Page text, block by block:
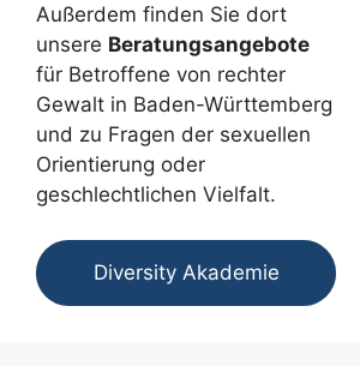
Außerdem finden Sie dort
unsere Beratungsangebote
für Betroffene von rechter
Gewalt in Baden-Württemberg
und zu Fragen der sexuellen
Orientierung oder
geschlechtlichen Vielfalt.
Diversity Akademie